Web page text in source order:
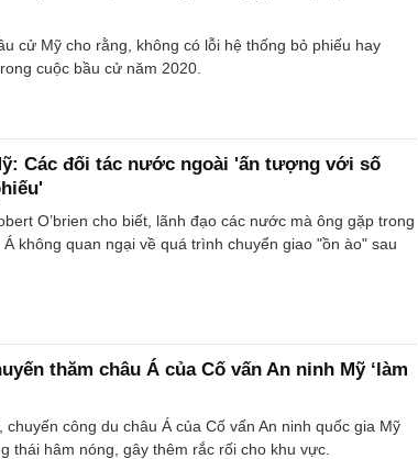
cử Mỹ cho rằng, không có lỗi hệ thống bỏ phiếu hay
cuộc bầu cử năm 2020.
Các đối tác nước ngoài 'ấn tượng với số
O’brien cho biết, lãnh đạo các nước mà ông gặp trong
không quan ngại về quá trình chuyển giao "ồn ào" sau
thăm châu Á của Cố vấn An ninh Mỹ ‘làm
chuyến công du châu Á của Cố vấn An ninh quốc gia Mỹ
thái hâm nóng, gây thêm rắc rối cho khu vực.